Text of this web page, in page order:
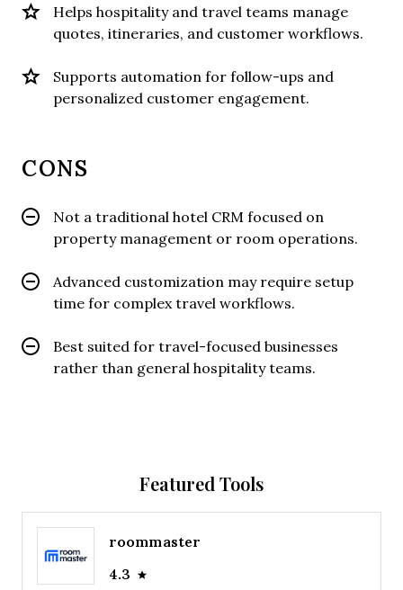
Helps hospitality and travel teams manage
quotes, itineraries, and customer workflows.
Supports automation for follow-ups and
personalized customer engagement.
CONS
Not a traditional hotel CRM focused on
property management or room operations.
Advanced customization may require setup
time for complex travel workflows.
Best suited for travel-focused businesses
rather than general hospitality teams.
Featured Tools
roommaster
4.3